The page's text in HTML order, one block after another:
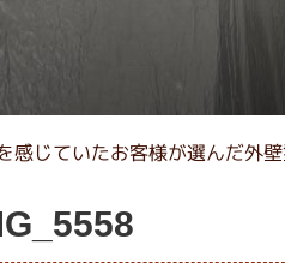
感じていたお客様が選んだ外